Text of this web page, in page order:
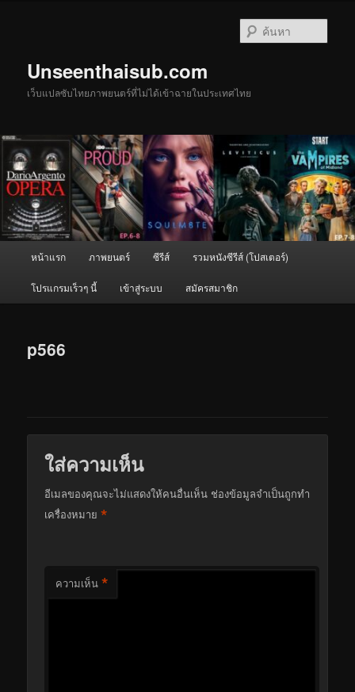
Unseenthaisub.com
เว็บแปลซับไทยภาพยนตร์ที่ไม่ได้เข้าฉายในประเทศไทย
หน้าแรก ภาพยนตร์ ซีรีส์ รวมหนังซีรีส์ (โปสเตอร์)
โปรแกรมเร็วๆ นี้ เข้าสู่ระบบ สมัครสมาชิก
p566
ใส่ความเห็น
อีเมลของคุณจะไม่แสดงให้คนอื่นเห็น ช่องข้อมูลจำเป็นถูกทำ
เครื่องหมาย*
ความเห็น *